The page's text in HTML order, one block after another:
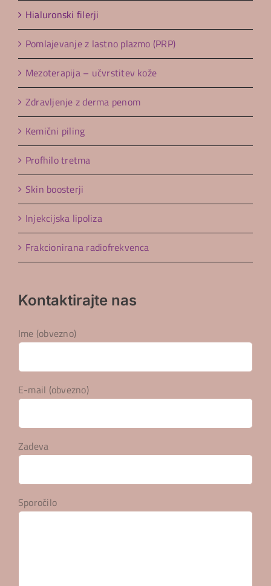
Hialuronski filerji
Pomlajevanje z lastno plazmo (PRP)
Mezoterapija – učvrstitev kože
Zdravljenje z derma penom
Kemični piling
Profhilo tretma
Skin boosterji
Injekcijska lipoliza
Frakcionirana radiofrekvenca
Kontaktirajte nas
Ime (obvezno)
E-mail (obvezno)
Zadeva
Sporočilo